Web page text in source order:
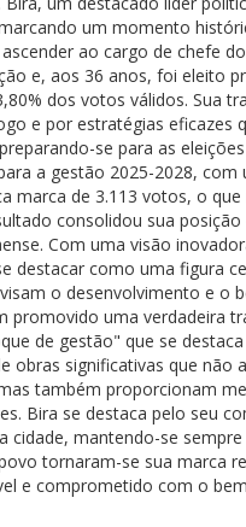
um momento
ao cargo de chefe
e, aos 36 anos, foi eleito
dos votos válidos. Sua
e por estratégias eficazes
se para as
a gestão 2025-2028,
marca de 3.113 votos, o
consolidou sua
Com uma visão
destacar como uma figura
o desenvolvimento e o
promovido uma verdadeira
de gestão" que se
obras significativas que não
também proporcionam
Bira se destaca pelo seu
cidade, mantendo-se
tornaram-se sua marca
e comprometido com o